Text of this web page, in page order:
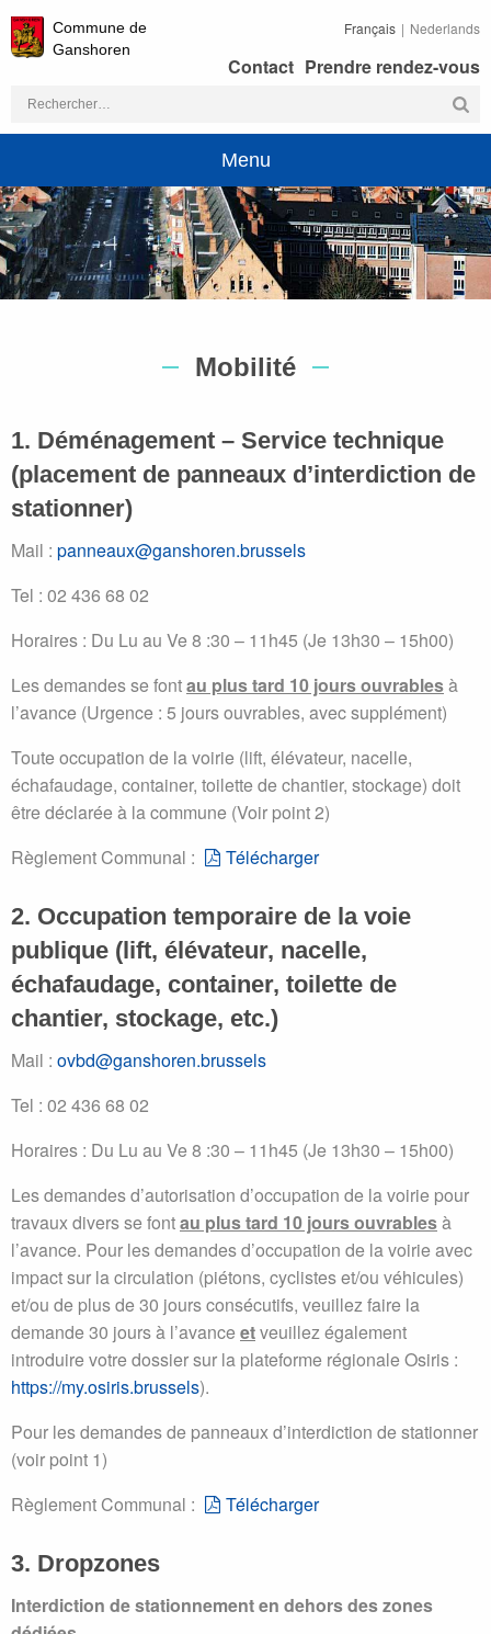
Commune de
Ganshoren
Français Nederlands
Prendre rendez-vous
Contact
Rechercher :
Menu
Mobilité
1. Déménagement – Service technique
(placement de panneaux d’interdiction de
stationner)
Mail : panneaux@ganshoren.brussels
Tel : 02 436 68 02
Horaires : Du Lu au Ve 8 :30 – 11h45 (Je 13h30 – 15h00)
Les demandes se fontau plus tard 10 jours ouvrablesà
l’avance (Urgence : 5 jours ouvrables, avec supplément)
Toute occupation de la voirie (lift, élévateur, nacelle,
échafaudage, container, toilette de chantier, stockage) doit
être déclarée à la commune (Voir point 2)
Règlement Communal :
Télécharger
2. Occupation temporaire de la voie
publique (lift, élévateur, nacelle,
échafaudage, container, toilette de
chantier, stockage, etc.)
Mail : ovbd@ganshoren.brussels
Tel : 02 436 68 02
Horaires : Du Lu au Ve 8 :30 – 11h45 (Je 13h30 – 15h00)
Les demandes d’autorisation d’occupation de la voirie pour
travaux divers se fontau plus tard 10 jours ouvrablesà
l’avance. Pour les demandes d’occupation de la voirie avec
impact sur la circulation (piétons, cyclistes et/ou véhicules)
et/ou de plus de 30 jours consécutifs, veuillez faire la
demande 30 jours à l’avance etveuillez également
introduire votre dossier sur la plateforme régionale Osiris :
https://my.osiris.brussels).
Pour les demandes de panneaux d’interdiction de stationner
(voir point 1)
Règlement Communal :
Télécharger
3. Dropzones
Interdiction de stationnement en dehors des zones